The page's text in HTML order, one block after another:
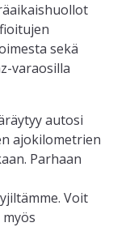
sekä
varaosilla
autosi
ajokilometrien
Parhaan
Voit